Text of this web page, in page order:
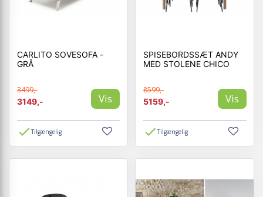
CARLITO SOVESOFA -
GRÅ
3499,-
3149,-
Vis
Tilgængelig
SPISEBORDSSÆT ANDY
MED STOLENE CHICO
8599,-
5159,-
Vis
Tilgængelig